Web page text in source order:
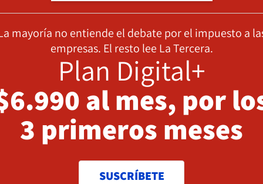
mayoría no entiende el debate por el impuesto a
empresas. El resto lee La Tercera.
Plan Digital+
al mes, por
3 primeros meses
SUSCRÍBETE